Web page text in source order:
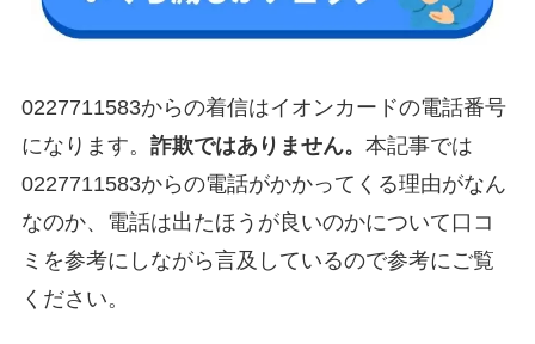
0227711583からの着信はイオンカードの電話番号
になります。 詐欺ではありません。 本記事では
0227711583からの電話がかかってくる理由がなん
なのか、電話は出たほうが良いのかについて口コ
ミを参考にしながら言及しているので参考にご覧
ください。